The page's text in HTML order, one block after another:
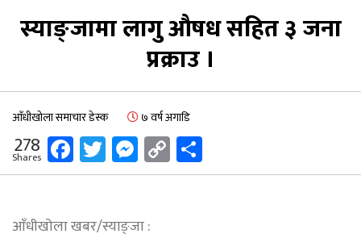
स्याङ्जामा लागु औषध सहित ३ जना
प्रक्राउ ।
आँधीखोला समाचार डेस्क ७ वर्ष अगाडि
278
Shares Facebook
Twitter
Messenger
Copy
Link
आँधीखोला खबर/स्याङ्जा :